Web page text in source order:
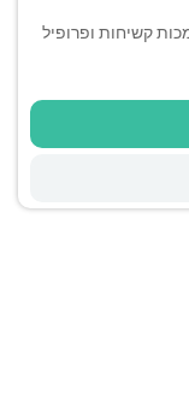
קשיחות ופרופיל